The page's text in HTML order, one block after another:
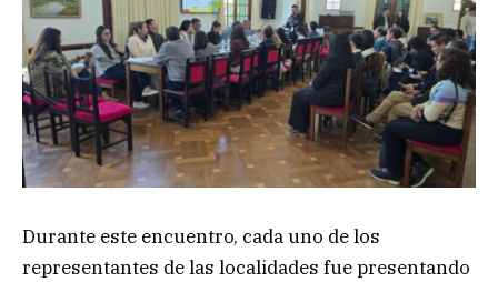
Durante este encuentro, cada uno de los
representantes de las localidades fue presentando